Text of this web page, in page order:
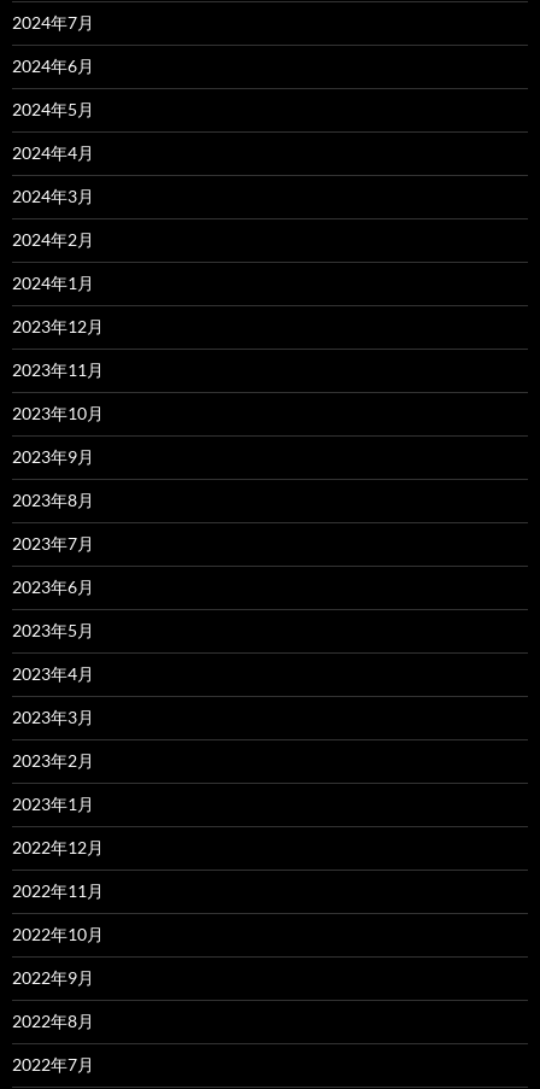
2024年7月
2024年6月
2024年5月
2024年4月
2024年3月
2024年2月
2024年1月
2023年12月
2023年11月
2023年10月
2023年9月
2023年8月
2023年7月
2023年6月
2023年5月
2023年4月
2023年3月
2023年2月
2023年1月
2022年12月
2022年11月
2022年10月
2022年9月
2022年8月
2022年7月